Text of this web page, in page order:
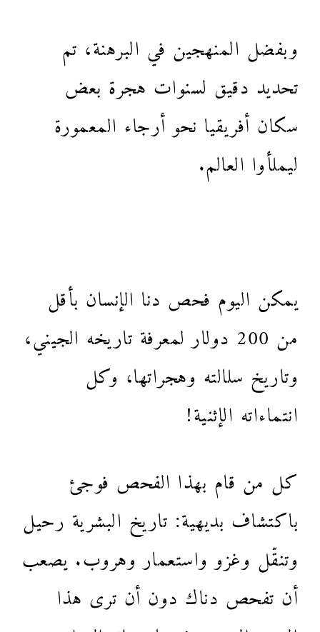
وبفضل المنهجين في البرهنة، تم
تحديد دقيق لسنوات هجرة بعض
سكان أفريقيا نحو أرجاء المعمورة
ليملأوا العالم.
يمكن اليوم فحص دنا الإنسان بأقل
من 200 دولار لمعرفة تاريخه الجيني،
وتاريخ سلالته وهجراتها، وكل
انتماءاته الإثنية!
كل من قام بهذا الفحص فوجئ
باكتشاف بديهية: تاريخ البشرية رحيل
وتنقّل وغزو واستعمار وهروب. يصعب
أن تفحص دناك دون أن ترى هذا